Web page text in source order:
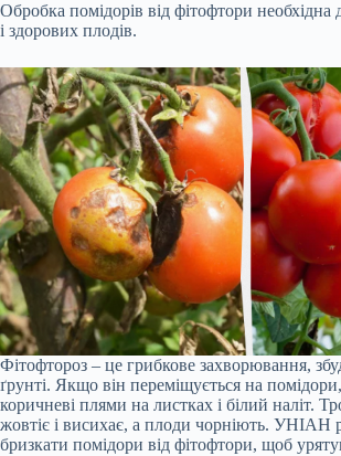
Обробка помідорів від фітофтори необхідна
і здорових плодів.
Фітофтороз – це грибкове захворювання,
ґрунті. Якщо він переміщується на
коричневі плями на листках і білий наліт.
жовтіє і висихає, а плоди чорніють. УНІАН
бризкати помідори від фітофтори, щоб